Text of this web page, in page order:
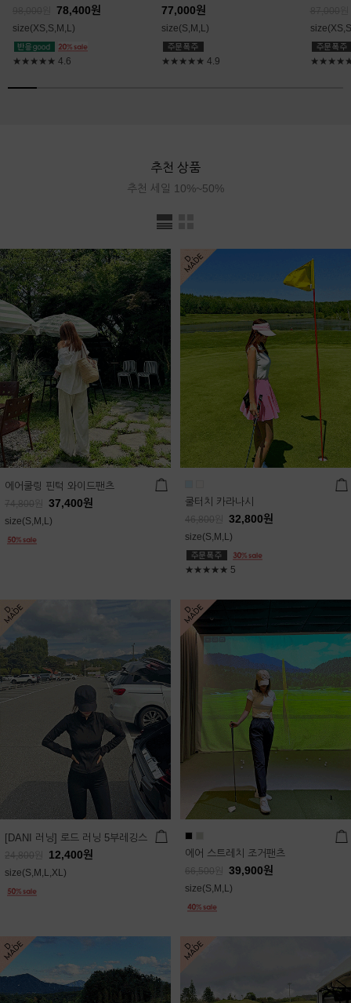
78,400원
size(XS,S,M,L)
★★★★★ 4.6
77,000원
size(S,M,L)
★★★★★ 4.9
추천 상품
추천 세일 10%~50%
에어쿨링 핀턱 와이드팬츠
74,800 37,400원
size(S,M,L)
쿨터치 카라나시
46,800 32,800원
size(S,M,L)
★★★★★ 5
[DANI 러닝] 로드 러닝 5부레깅스
24,800 12,400원
size(S,M,L,XL)
에어 스트레치 조거팬츠
66,500 39,900원
size(S,M,L)